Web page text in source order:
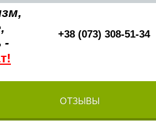
-
+38 (073) 308-51-34
ОТЗЫВЫ